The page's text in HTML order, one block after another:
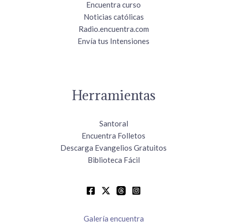
Encuentra curso
Noticias católicas
Radio.encuentra.com
Envía tus Intensiones
Herramientas
Santoral
Encuentra Folletos
Descarga Evangelios Gratuitos
Biblioteca Fácil
Galería encuentra